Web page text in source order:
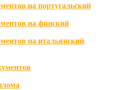
на португальский
на финский
на итальянский